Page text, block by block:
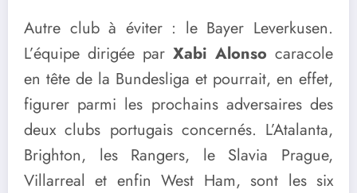
Autre club à éviter : le Bayer Leverkusen.
L’équipe dirigée par Xabi Alonso caracole
en tête de la Bundesliga et pourrait, en effet,
figurer parmi les prochains adversaires des
deux clubs portugais concernés. L’Atalanta,
Brighton, les Rangers, le Slavia Prague,
Villarreal et enfin West Ham, sont les six